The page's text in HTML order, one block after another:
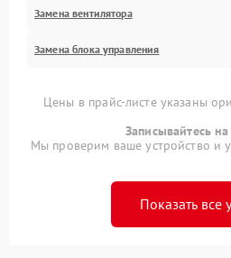
Замена вентилятора
Замена блока управления
Цены в прайс-листе указаны
Записывайтесь
Мы проверим ваше устройство и
Показать все